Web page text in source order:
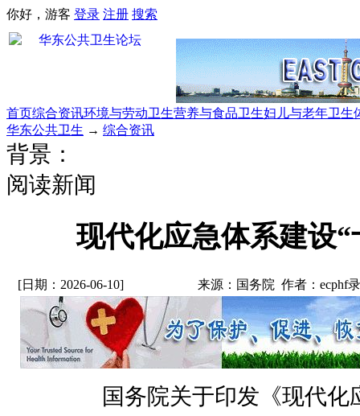
你好，游客 登录 注册 搜索
首页综合资讯环境与劳动卫生营养与食品卫生妇儿与老年卫生
华东公共卫生 → 综合资讯
背景：
阅读新闻
现代化应急体系建设
[日期：2026-06-10] 来源：国务院 作者：ecphf
国务院关于印发《现代化